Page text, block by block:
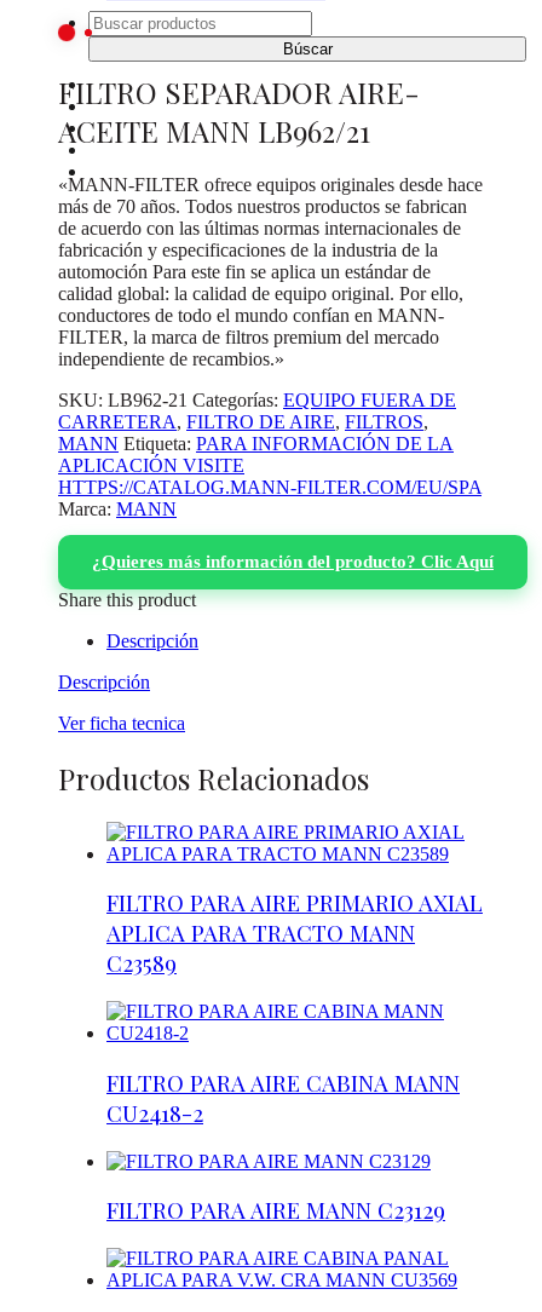
Buscar:
INICIO
CATÁLOGO DE PRODUCTOS
¿DONDE COMPRAR?
FILTRO SEPARADOR AIRE-
ACEITE MANN LB962/21
«MANN-FILTER ofrece equipos originales desde hace
más de 70 años. Todos nuestros productos se fabrican
de acuerdo con las últimas normas internacionales de
fabricación y especificaciones de la industria de la
automoción Para este fin se aplica un estándar de
calidad global: la calidad de equipo original. Por ello,
conductores de todo el mundo confían en MANN-
FILTER, la marca de filtros premium del mercado
independiente de recambios.»
SKU: LB962-21 Categorías: EQUIPO FUERA DE
CARRETERA, FILTRO DE AIRE, FILTROS,
MANN Etiqueta: PARA INFORMACIÓN DE LA
APLICACIÓN VISITE
HTTPS://CATALOG.MANN-FILTER.COM/EU/SPA
Marca: MANN
¿Quieres más información del producto? Clic Aquí
Share this product
Descripción
Descripción
Ver ficha tecnica
Productos Relacionados
FILTRO PARA AIRE PRIMARIO AXIAL
APLICA PARA TRACTO MANN
C23589
FILTRO PARA AIRE CABINA MANN
CU2418-2
FILTRO PARA AIRE MANN C23129